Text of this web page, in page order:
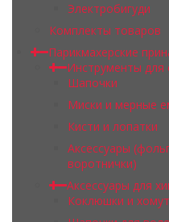
Электробигуди
Комплекты товаров
Парикмахерские
Инструменты для
Шапочки
Миски и мерные
Кисти и лопатки
Аксессуары
воротнички)
Аксессуары для
Коклюшки и